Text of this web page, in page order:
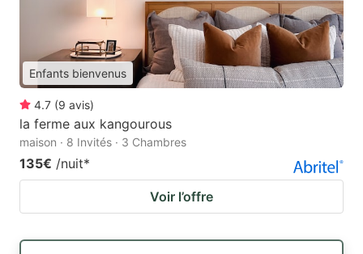
Enfants bienvenus
4.7 (9 avis)
la ferme aux kangourous
maison · 8 Invités · 3 Chambres
135€ /nuit*
Voir l’offre